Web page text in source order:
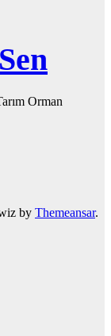
Orman
by Themeansar.